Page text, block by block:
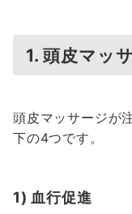
1. 頭皮マッ
頭皮マッサージが
下の4つです。
1) 血行促進